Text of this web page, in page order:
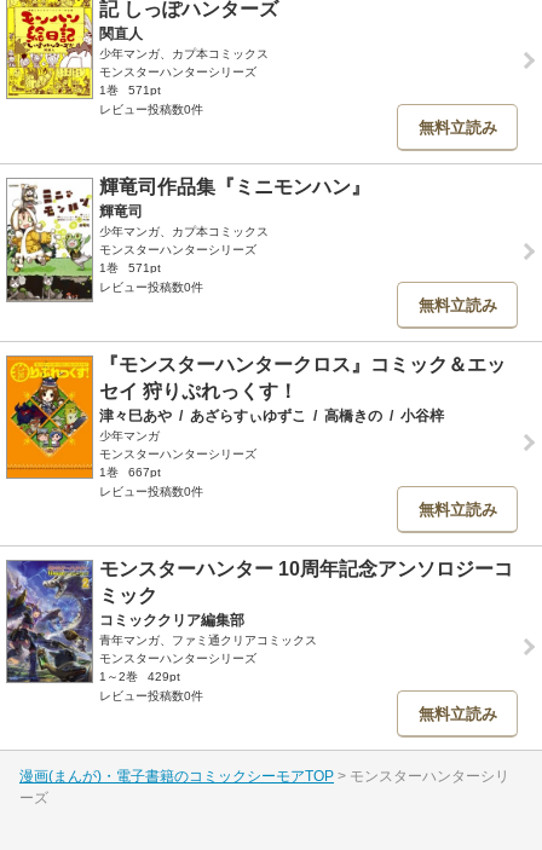
記 しっぽハンターズ
関直人
少年マンガ、カプ本コミックス
モンスターハンターシリーズ
1巻
571pt
レビュー投稿数0件
無料立読み
輝竜司作品集『ミニモンハン』
輝竜司
少年マンガ、カプ本コミックス
モンスターハンターシリーズ
1巻
571pt
レビュー投稿数0件
無料立読み
『モンスターハンタークロス』コミック＆エッ
セイ 狩りぷれっくす！
津々巳あや / あざらすぃゆずこ / 高橋きの / 小谷梓
少年マンガ
モンスターハンターシリーズ
1巻
667pt
レビュー投稿数0件
無料立読み
モンスターハンター 10周年記念アンソロジーコ
ミック
コミッククリア編集部
青年マンガ、ファミ通クリアコミックス
モンスターハンターシリーズ
1～2巻
429pt
レビュー投稿数0件
無料立読み
漫画(まんが)・電子書籍のコミックシーモアTOP
モンスターハンターシリ
ーズ